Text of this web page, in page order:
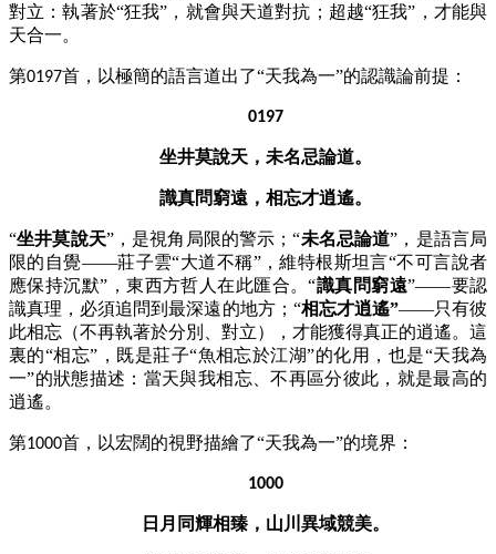
對立：執著於“狂我”，就會與天道對抗；超越“狂我”，才能與
天合一。
第0197首，以極簡的語言道出了“天我為一”的認識論前提：
0197
坐井莫說天，未名忌論道。
識真問窮遠，相忘才逍遙。
“坐井莫說天”，是視角局限的警示；“未名忌論道”，是語言局
限的自覺——莊子雲“大道不稱”，維特根斯坦言“不可言說者
應保持沉默”，東西方哲人在此匯合。“識真問窮遠”——要認
識真理，必須追問到最深遠的地方；“相忘才逍遙”——只有彼
此相忘（不再執著於分別、對立），才能獲得真正的逍遙。這
裏的“相忘”，既是莊子“魚相忘於江湖”的化用，也是“天我為
一”的狀態描述：當天與我相忘、不再區分彼此，就是最高的
逍遙。
第1000首，以宏闊的視野描繪了“天我為一”的境界：
1000
日月同輝相臻，山川異域競美。